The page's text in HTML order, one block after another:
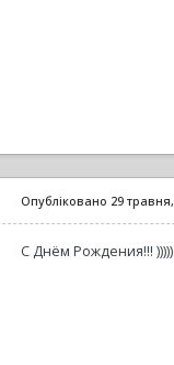
Опубліковано 29
С Днём Рождения!!! )))))